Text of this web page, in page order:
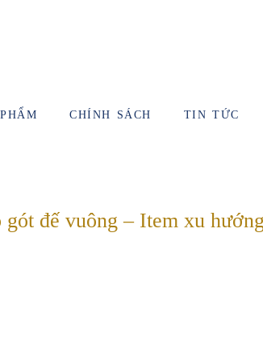
CHÍNH SÁCH TIN TỨC
gót đế vuông – Item xu